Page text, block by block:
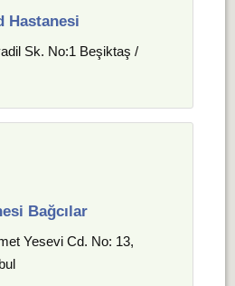
Hastanesi
Sk. No:1 Beşiktaş /
Bağcılar
Yesevi Cd. No: 13,